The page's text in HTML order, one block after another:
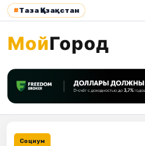
#Таза Қазақстан
Социум